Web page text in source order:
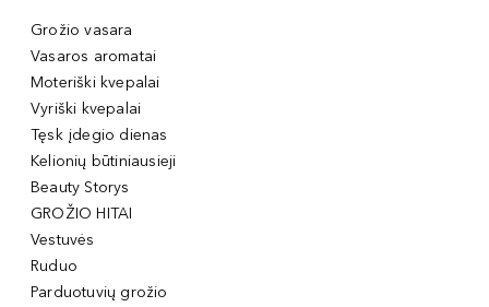
Grožio vasara
Vasaros aromatai
Moteriški kvepalai
Vyriški kvepalai
Tęsk įdegio dienas
Kelionių būtiniausieji
Beauty Storys
GROŽIO HITAI
Vestuvės
Ruduo
Parduotuvių grožio